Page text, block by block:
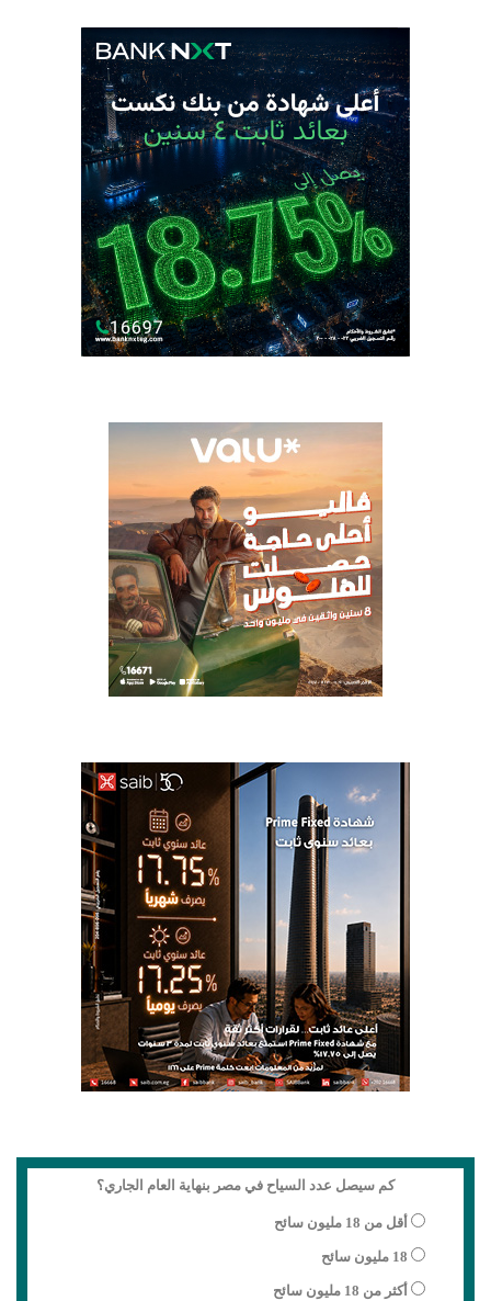
كم سيصل عدد السياح في مصر بنهاية العام الجاري؟
أقل من 18 مليون سائح
18 مليون سائح
أكثر من 18 مليون سائح